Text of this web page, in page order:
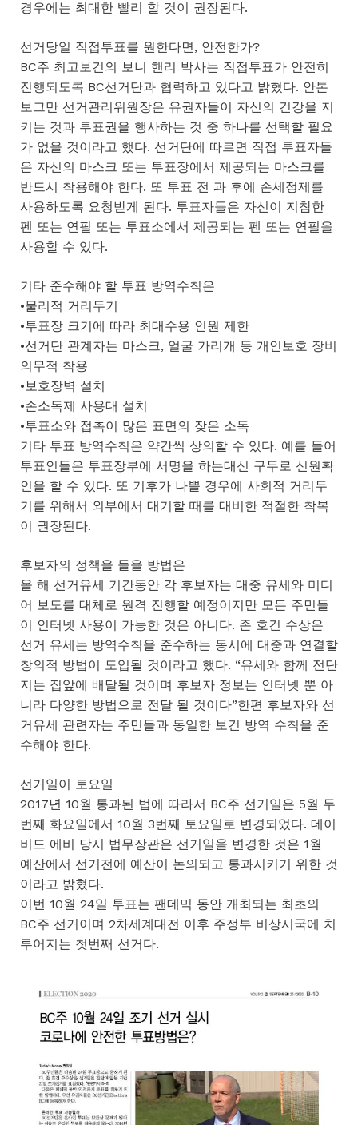
경우에는 최대한 빨리 할 것이 권장된다.
선거당일 직접투표를 원한다면, 안전한가?
BC주 최고보건의 보니 핸리 박사는 직접투표가 안전히
진행되도록 BC선거단과 협력하고 있다고 밝혔다. 안톤
보그만 선거관리위원장은 유권자들이 자신의 건강을 지
키는 것과 투표권을 행사하는 것 중 하나를 선택할 필요
가 없을 것이라고 했다. 선거단에 따르면 직접 투표자들
은 자신의 마스크 또는 투표장에서 제공되는 마스크를
반드시 착용해야 한다. 또 투표 전 과 후에 손세정제를
사용하도록 요청받게 된다. 투표자들은 자신이 지참한
펜 또는 연필 또는 투표소에서 제공되는 펜 또는 연필을
사용할 수 있다.
기타 준수해야 할 투표 방역수칙은
•물리적 거리두기
•투표장 크기에 따라 최대수용 인원 제한
•선거단 관계자는 마스크, 얼굴 가리개 등 개인보호 장비
의무적 착용
•보호장벽 설치
•손소독제 사용대 설치
•투표소와 접촉이 많은 표면의 잦은 소독
기타 투표 방역수칙은 약간씩 상의할 수 있다. 예를 들어
투표인들은 투표장부에 서명을 하는대신 구두로 신원확
인을 할 수 있다. 또 기후가 나쁠 경우에 사회적 거리두
기를 위해서 외부에서 대기할 때를 대비한 적절한 착복
이 권장된다.
후보자의 정책을 들을 방법은
올 해 선거유세 기간동안 각 후보자는 대중 유세와 미디
어 보도를 대체로 원격 진행할 예정이지만 모든 주민들
이 인터넷 사용이 가능한 것은 아니다. 존 호건 수상은
선거 유세는 방역수칙을 준수하는 동시에 대중과 연결할
창의적 방법이 도입될 것이라고 했다. “유세와 함께 전단
지는 집앞에 배달될 것이며 후보자 정보는 인터넷 뿐 아
니라 다양한 방법으로 전달 될 것이다”한편 후보자와 선
거유세 관련자는 주민들과 동일한 보건 방역 수칙을 준
수해야 한다.
선거일이 토요일
2017년 10월 통과된 법에 따라서 BC주 선거일은 5월 두
번째 화요일에서 10월 3번째 토요일로 변경되었다. 데이
비드 에비 당시 법무장관은 선거일을 변경한 것은 1월
예산에서 선거전에 예산이 논의되고 통과시키기 위한 것
이라고 밝혔다.
이번 10월 24일 투표는 팬데믹 동안 개최되는 최초의
BC주 선거이며 2차세계대전 이후 주정부 비상시국에 치
루어지는 첫번째 선거다.